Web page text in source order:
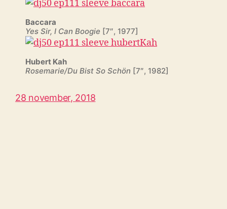
Baccara
Yes Sir, I Can Boogie [7″, 1977]
Hubert Kah
Rosemarie/Du Bist So Schön [7″, 1982]
28 november, 2018